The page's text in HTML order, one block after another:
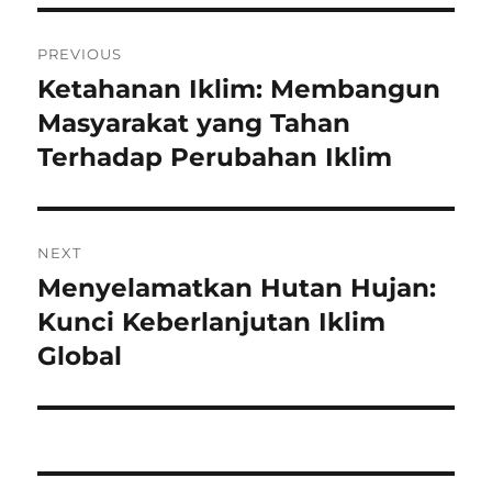
pos
PREVIOUS
Previous
post:
Ketahanan Iklim: Membangun
Masyarakat yang Tahan
Terhadap Perubahan Iklim
NEXT
Next
post:
Menyelamatkan Hutan Hujan:
Kunci Keberlanjutan Iklim
Global